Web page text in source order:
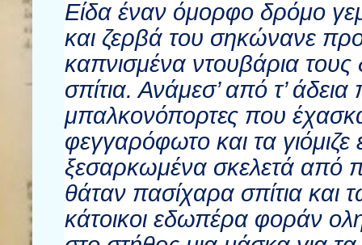
Είδα έναν όμορφο δρόμο
και ζερβά του σηκώνανε
καπνισμένα ντουβάρια
σπίτια. Ανάμεσ’ από τ’
μπαλκονόπορτες που
φεγγαρόφωτο και τα
ξεσαρκωμένα σκελετά από
θάταν πασίχαρα σπίτια
κάτοικοι εδωπέρα φοράν